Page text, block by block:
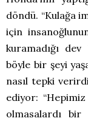
döndü. “Kulağa
için
kuramadığı
böyle bir şeyi
nasıl tepki
ediyor:
olmasalardı